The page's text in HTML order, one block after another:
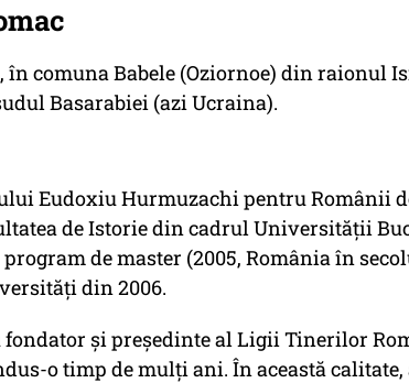
în comuna Babele (Oziornoe) din raionul
Basarabiei (azi Ucraina).
Eudoxiu Hurmuzachi pentru Românii
de Istorie din cadrul Universității
de master (2005, România în
din 2006.
fondator și președinte al Ligii Tinerilor
o timp de mulți ani. În această calitate,